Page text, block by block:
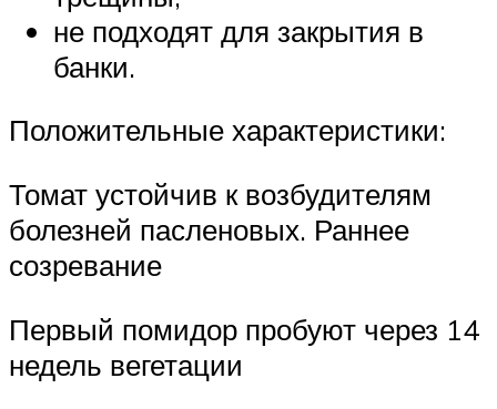
не подходят для закрытия в
банки.
Положительные характеристики:
Томат устойчив к возбудителям
болезней пасленовых. Раннее
созревание
Первый помидор пробуют через 14
недель вегетации